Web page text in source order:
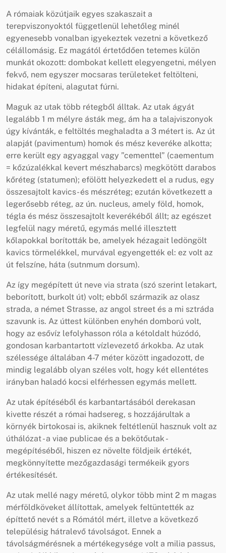
A rómaiak közútjaik egyes szakaszait a
terepviszonyoktól függetlenül lehetőleg minél
egyenesebb vonalban igyekeztek vezetni a következő
célállomásig. Ez magától értetődően tetemes külön
munkát okozott: dombokat kellett elegyengetni, mélyen
fekvő, nem egyszer mocsaras területeket feltölteni,
hidakat építeni, alagutat fúrni.
Maguk az utak több rétegből álltak. Az utak ágyát
legalább 1 m mélyre ásták meg, ám ha a talajviszonyok
úgy kívánták, e feltöltés meghaladta a 3 métert is. Az út
alapját (pavimentum) homok és mész keveréke alkotta;
erre került egy agyaggal vagy ”cementtel” (caementum
= kőzúzalékkal kevert mészhabarcs) megkötött darabos
kőréteg (statumen); efölött helyezkedett el a rudus, egy
összesajtolt kavics- és mészréteg; ezután következett a
legerősebb réteg, az ún. nucleus, amely föld, homok,
tégla és mész összesajtolt keverékéből állt; az egészet
legfelül nagy méretű, egymás mellé illesztett
kőlapokkal borították be, amelyek hézagait ledöngölt
kavics törmelékkel, murvával egyengették el: ez volt az
út felszíne, háta (sutnmum dorsum).
Az így megépített út neve via strata (szó szerint letakart,
beborított, burkolt út) volt; ebből származik az olasz
strada, a német Strasse, az angol street és a mi sztráda
szavunk is. Az úttest különben enyhén domború volt,
hogy az esővíz lefolyhasson róla a kétoldalt húzódó,
gondosan karbantartott vízlevezető árkokba. Az utak
szélessége általában 4-7 méter között ingadozott, de
mindig legalább olyan széles volt, hogy két ellentétes
irányban haladó kocsi elférhessen egymás mellett.
Az utak építéséből és karbantartásából derekasan
kivette részét a római hadsereg, s hozzájárultak a
környék birtokosai is, akiknek feltétlenül hasznuk volt az
úthálózat - a viae publicae és a bekötőutak -
megépítéséből, hiszen ez növelte földjeik értékét,
megkönnyítette mezőgazdasági termékeik gyors
értékesítését.
Az utak mellé nagy méretű, olykor több mint 2 m magas
mérföldköveket állítottak, amelyek feltüntették az
építtető nevét s a Rómától mért, illetve a következő
településig hátralevő távolságot. Ennek a
távolságmérésnek a mértékegysége volt a milia passus,